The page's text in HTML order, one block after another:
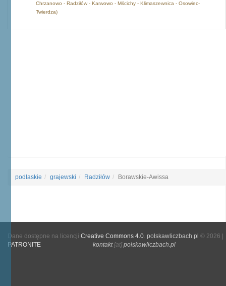
Chrzanowo - Radziłów - Karwowo - Mścichy - Klimaszewnica - Osowiec-
Twierdza)
podlaskie grajewski Radziłów Borawskie-Awissa
Dane dostępne na licencji Creative Commons 4.0. polskawliczbach.pl © 2026 |
PATRONITE
kontakt[at]polskawliczbach.pl